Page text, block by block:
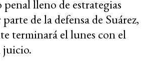
lleno de estrategias
de la defensa de Suárez,
terminará el lunes con el
juicio.